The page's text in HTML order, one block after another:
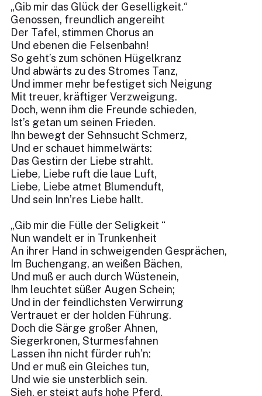
„Gib mir das Glück der Geselligkeit.“
Genossen, freundlich angereiht
Der Tafel, stimmen Chorus an
Und ebenen die Felsenbahn!
So geht’s zum schönen Hügelkranz
Und abwärts zu des Stromes Tanz,
Und immer mehr befestiget sich Neigung
Mit treuer, kräftiger Verzweigung.
Doch, wenn ihm die Freunde schieden,
Ist’s getan um seinen Frieden.
Ihn bewegt der Sehnsucht Schmerz,
Und er schauet himmelwärts:
Das Gestirn der Liebe strahlt.
Liebe, Liebe ruft die laue Luft,
Liebe, Liebe atmet Blumenduft,
Und sein Inn’res Liebe hallt.
„Gib mir die Fülle der Seligkeit “
Nun wandelt er in Trunkenheit
An ihrer Hand in schweigenden Gesprächen,
Im Buchengang, an weißen Bächen,
Und muß er auch durch Wüstenein,
Ihm leuchtet süßer Augen Schein;
Und in der feindlichsten Verwirrung
Vertrauet er der holden Führung.
Doch die Särge großer Ahnen,
Siegerkronen, Sturmesfahnen
Lassen ihn nicht fürder ruh’n:
Und er muß ein Gleiches tun,
Und wie sie unsterblich sein.
Sieh, er steigt aufs hohe Pferd,